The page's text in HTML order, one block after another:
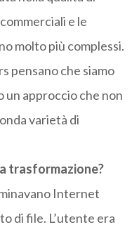
e le
molto più complessi.
pensano che siamo
un approccio che non
varietà di
trasformazione?
Internet
di file. L’utente era